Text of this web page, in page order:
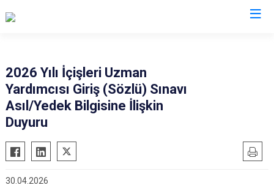
2026 Yılı İçişleri Uzman
Yardımcısı Giriş (Sözlü) Sınavı
Asıl/Yedek Bilgisine İlişkin
Duyuru
30.04.2026